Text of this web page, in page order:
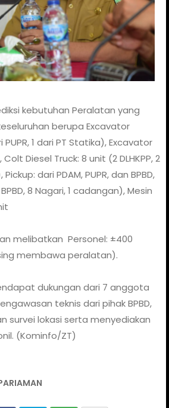
kebutuhan Peralatan yang
berupa Excavator
1 dari PT Statika), Excavator
Diesel Truck: 8 unit (2 DLHKPP, 2
dari PDAM, PUPR, dan BPBD,
8 Nagari, 1 cadangan), Mesin
melibatkan Personel: ±400
membawa peralatan).
dukungan dari 7 anggota
teknis dari pihak BPBD,
survei lokasi serta menyediakan
(Kominfo/ZT)